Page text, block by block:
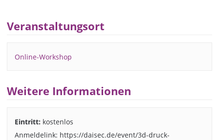
Veranstaltungsort
Online-Workshop
Weitere Informationen
Eintritt: kostenlos
Anmeldelink: https://daisec.de/event/3d-druck-